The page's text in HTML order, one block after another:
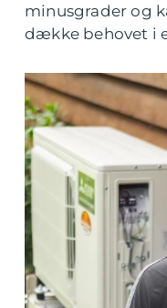
minusgrader og
dække behovet i